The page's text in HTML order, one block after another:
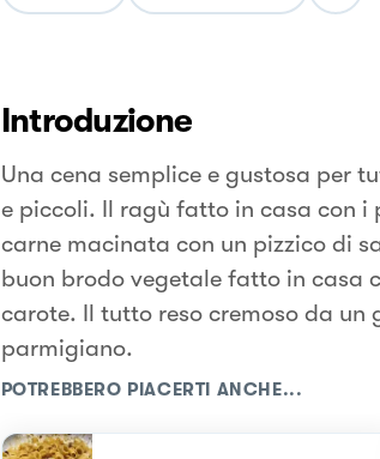
Introduzione
Una cena semplice e gustosa per
e piccoli. Il ragù fatto in casa con
carne macinata con un pizzico di
buon brodo vegetale fatto in casa
carote. Il tutto reso cremoso da un
parmigiano.
POTREBBERO PIACERTI ANCHE...